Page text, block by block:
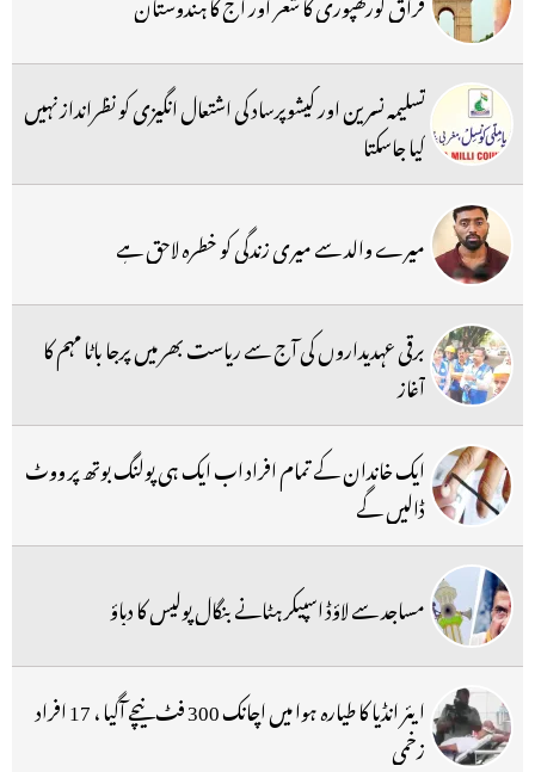
تسلیمہ نسرین اور کیشوپرساد کی اشتعال انگیزی کو نظرانداز نہیں
کیا جاسکتا
میرے والد سے میری زندگی کو خطرہ لاحق ہے
برقی عہدیداروں کی آج سے ریاست بھر میں پرجا باٹا مہم کا
آغاز
ایک خاندان کے تمام افراد اب ایک ہی پولنگ بوتھ پر ووٹ
ڈالیں گے
مساجد سے لاؤڈ اسپیکر ہٹانے بنگال پولیس کا دباؤ
ایئر انڈیا کا طیارہ ہوا میں اچانک 300 فٹ نیچے آگیا ، 17 افراد
زخمی